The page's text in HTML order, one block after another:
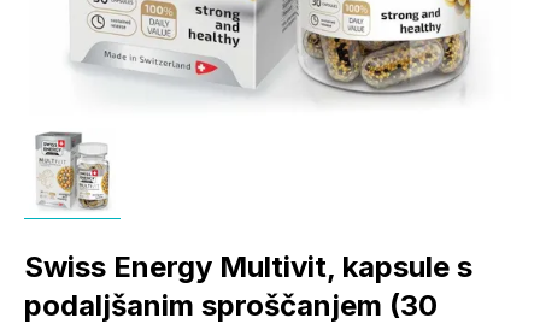
Swiss Energy Multivit, kapsule s
podaljšanim sproščanjem (30